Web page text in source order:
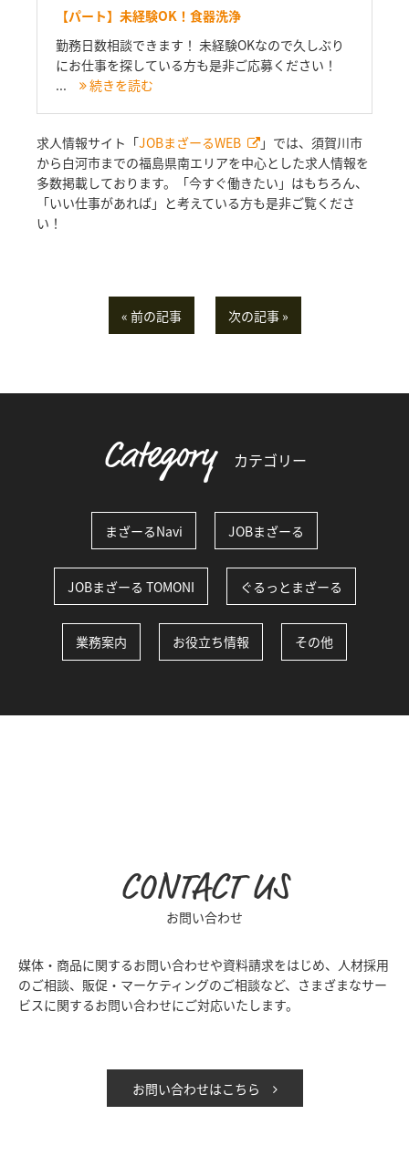
【パート】未経験OK！食器洗浄
勤務日数相談できます！ 未経験OKなので久しぶり
にお仕事を探している方も是非ご応募ください！
...
続きを読む
求人情報サイト「JOBまざーるWEB
」では、須賀川市
から白河市までの福島県南エリアを中心とした求人情報を
多数掲載しております。「今すぐ働きたい」はもちろん、
「いい仕事があれば」と考えている方も是非ご覧くださ
い！
« 前の記事 次の記事 »
Category カテゴリー
まざーるNavi JOBまざーる
JOBまざーる TOMONI ぐるっとまざーる
業務案内 お役立ち情報 その他
CONTACT US
お問い合わせ
媒体・商品に関するお問い合わせや資料請求をはじめ、人材採用
のご相談、販促・マーケティングのご相談など、さまざまなサー
ビスに関するお問い合わせにご対応いたします。
お問い合わせはこちら